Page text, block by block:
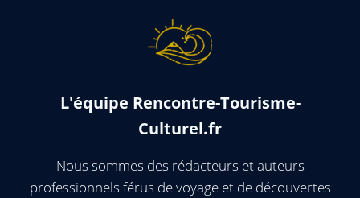
L'équipe Rencontre-Tourisme-
Culturel.fr
Nous sommes des rédacteurs et auteurs
professionnels férus de voyage et de découvertes